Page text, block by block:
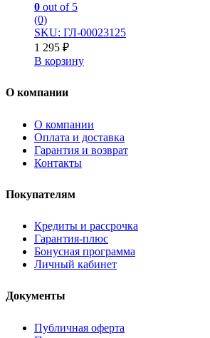
0 out of 5
(0)
SKU: ГЛ-00023125
1 295 ₽
В корзину
О компании
О компании
Оплата и доставка
Гарантия и возврат
Контакты
Покупателям
Кредиты и рассрочка
Гарантия-плюс
Бонусная программа
Личный кабинет
Документы
Публичная оферта